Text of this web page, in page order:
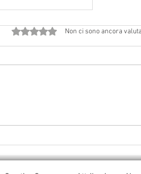
Valutazione 0 stelle su 5.
Non ci sono ancora